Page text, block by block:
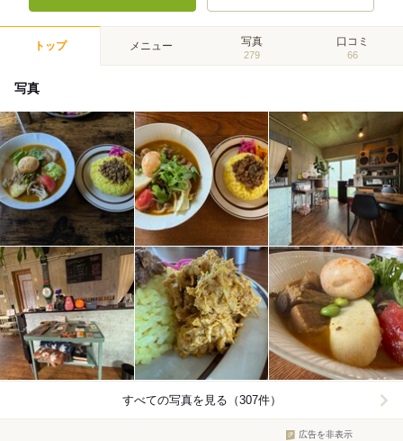
トップ メニュー 写真
279
口コミ
66
写真
すべての写真を見る（307件）
広告を非表示